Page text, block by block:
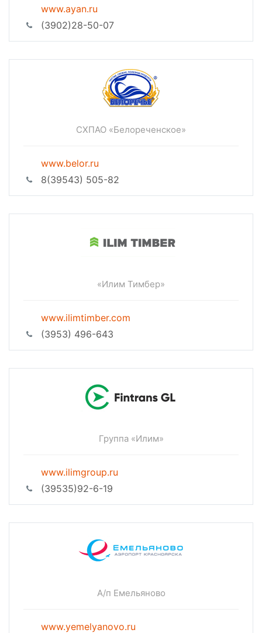
www.ayan.ru
(3902)28-50-07
СХПАО «Белореченское»
www.belor.ru
8(39543) 505-82
«Илим Тимбер»
www.ilimtimber.com
(3953) 496-643
Группа «Илим»
www.ilimgroup.ru
(39535)92-6-19
А/п Емельяново
www.yemelyanovo.ru